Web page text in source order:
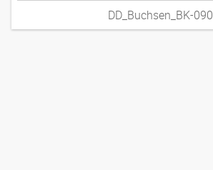
DD_Buchsen_BK-090